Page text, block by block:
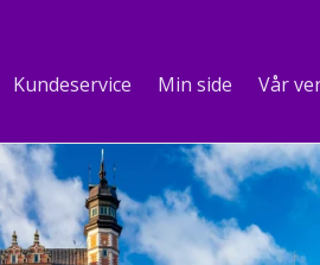
Kundeservice Min side Vår